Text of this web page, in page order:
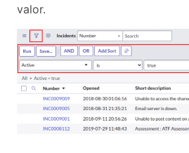
valor.